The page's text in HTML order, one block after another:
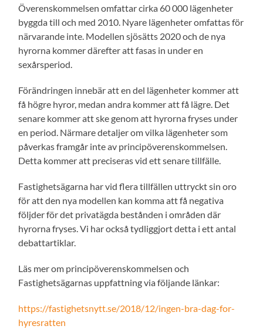
Överenskommelsen omfattar cirka 60 000 lägenheter
byggda till och med 2010. Nyare lägenheter omfattas för
närvarande inte. Modellen sjösätts 2020 och de nya
hyrorna kommer därefter att fasas in under en
sexårsperiod.
Förändringen innebär att en del lägenheter kommer att
få högre hyror, medan andra kommer att få lägre. Det
senare kommer att ske genom att hyrorna fryses under
en period. Närmare detaljer om vilka lägenheter som
påverkas framgår inte av principöverenskommelsen.
Detta kommer att preciseras vid ett senare tillfälle.
Fastighetsägarna har vid flera tillfällen uttryckt sin oro
för att den nya modellen kan komma att få negativa
följder för det privatägda bestånden i områden där
hyrorna fryses. Vi har också tydliggjort detta i ett antal
debattartiklar.
Läs mer om principöverenskommelsen och
Fastighetsägarnas uppfattning via följande länkar:
https://fastighetsnytt.se/2018/12/ingen-bra-dag-for-
hyresratten